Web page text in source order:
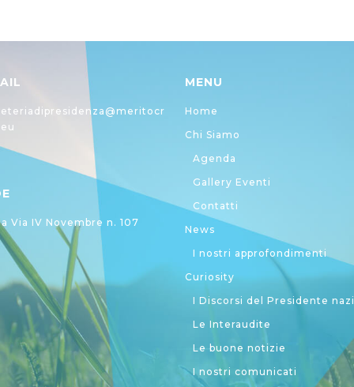
Via IV Novembre n. 107
MENU
Home
Chi Siamo
Agenda
Gallery Eventi
Contatti
News
I nostri approfondimenti
Curiosity
I Discorsi del Presidente
Le Interaudite
Le buone notizie
I nostri comunicati